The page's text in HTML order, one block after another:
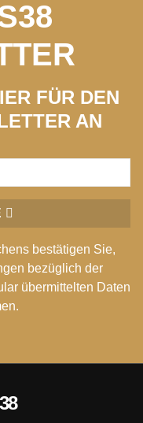
FÜR DEN
AN
bestätigen Sie,
bezüglich der
übermittelten Daten